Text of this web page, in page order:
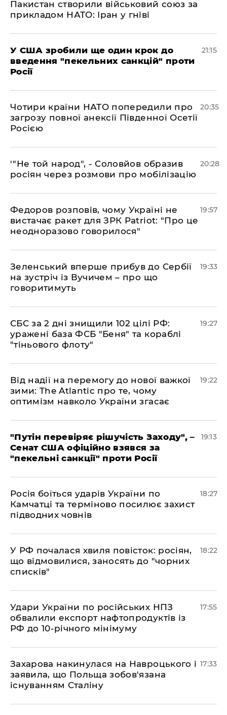
Пакистан створили військовий союз за
прикладом НАТО: Іран у гніві
​У США зробили ще один крок до
введення "пекельних санкцій" проти
Росії
21:15
​Чотири країни НАТО попередили про
загрозу повної анексії Південної Осетії
Росією
20:35
​'"Не той народ", - Соловйов образив
росіян через розмови про мобілізацію
20:28
​Федоров розповів, чому Україні не
вистачає ракет для ЗРК Patriot: "Про це
неодноразово говорилося"
19:57
​Зеленський вперше прибув до Сербії
на зустріч із Вучичем – про що
говоритимуть
19:33
​СБС за 2 дні знищили 102 цілі РФ:
уражені база ФСБ "Беня" та кораблі
"тіньового флоту"
19:27
​Від надії на перемогу до нової важкої
зими: The Atlantic про те, чому
оптимізм навколо України згасає
19:22
​"Путін перевіряє рішучість Заходу", –
Сенат США офіційно взявся за
"пекельні санкції" проти Росії
19:13
​Росія боїться ударів України по
Камчатці та терміново посилює захист
підводних човнів
18:27
​У РФ почалася хвиля повісток: росіян,
що відмовилися, заносять до "чорних
списків"
18:22
​Удари України по російських НПЗ
обвалили експорт нафтопродуктів із
РФ до 10-річного мінімуму
17:55
​Захарова накинулася на Навроцького і
заявила, що Польща зобов'язана
існуванням Сталіну
17:33